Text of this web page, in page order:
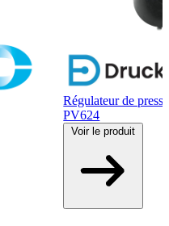
Régulateur de
PV624
Voir le produit